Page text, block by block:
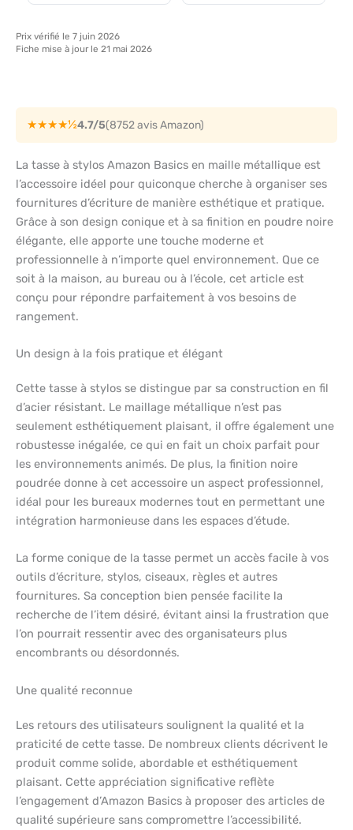
Prix vérifié le 7 juin 2026
Fiche mise à jour le 21 mai 2026
★★★★½4.7/5(8752 avis Amazon)
La tasse à stylos Amazon Basics en maille métallique est
l’accessoire idéel pour quiconque cherche à organiser ses
fournitures d’écriture de manière esthétique et pratique.
Grâce à son design conique et à sa finition en poudre noire
élégante, elle apporte une touche moderne et
professionnelle à n’importe quel environnement. Que ce
soit à la maison, au bureau ou à l’école, cet article est
conçu pour répondre parfaitement à vos besoins de
rangement.
Un design à la fois pratique et élégant
Cette tasse à stylos se distingue par sa construction en fil
d’acier résistant. Le maillage métallique n’est pas
seulement esthétiquement plaisant, il offre également une
robustesse inégalée, ce qui en fait un choix parfait pour
les environnements animés. De plus, la finition noire
poudrée donne à cet accessoire un aspect professionnel,
idéal pour les bureaux modernes tout en permettant une
intégration harmonieuse dans les espaces d’étude.
La forme conique de la tasse permet un accès facile à vos
outils d’écriture, stylos, ciseaux, règles et autres
fournitures. Sa conception bien pensée facilite la
recherche de l’item désiré, évitant ainsi la frustration que
l’on pourrait ressentir avec des organisateurs plus
encombrants ou désordonnés.
Une qualité reconnue
Les retours des utilisateurs soulignent la qualité et la
praticité de cette tasse. De nombreux clients décrivent le
produit comme solide, abordable et esthétiquement
plaisant. Cette appréciation significative reflète
l’engagement d’Amazon Basics à proposer des articles de
qualité supérieure sans compromettre l’accessibilité.